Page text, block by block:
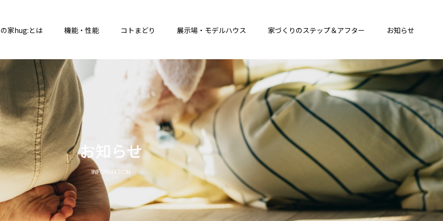
家hug:とは 機能・性能 コトまどり 展示場・モデルハウス 家づくりのステップ＆アフター お知らせ
お知らせ
INFORMATION